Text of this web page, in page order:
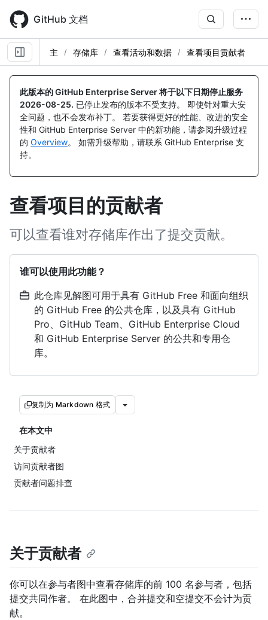
main
content
GitHub 文档
主 存储库 查看活动和数据 查看项目贡献者
此版本的 GitHub Enterprise Server 将于以下日期停止服务
2026-08-25. 已停止发布的版本不受支持。 即使针对重大安
全问题，也不会发布补丁。 若要获得更好的性能、改进的安全
性和 GitHub Enterprise Server 中的新功能，请参阅升级过程
的 Overview。 如需升级帮助，请联系 GitHub Enterprise 支
持。
查看项目的贡献者
可以查看谁对存储库作出了提交贡献。
谁可以使用此功能？
此仓库见解图可用于具有 GitHub Free 和面向组织
的 GitHub Free 的公共仓库，以及具有 GitHub
Pro、GitHub Team、GitHub Enterprise Cloud
和 GitHub Enterprise Server 的公共和专用仓
库。
复制为 Markdown 格式
在本文中
关于贡献者
访问贡献者图
贡献者问题排查
关于贡献者
你可以在参与者图中查看存储库的前 100 名参与者，包括
提交共同作者。 在此图中，合并提交和空提交不会计为贡
献。